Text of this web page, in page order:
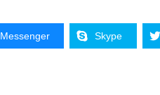
Messenger Skype